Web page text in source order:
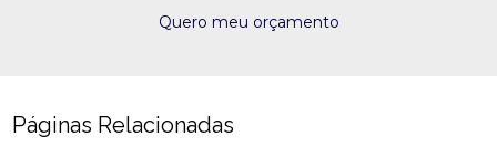
Quero meu orçamento
Páginas Relacionadas